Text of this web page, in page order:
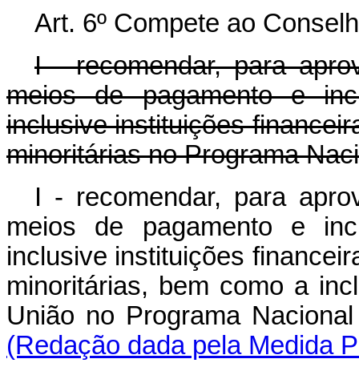
Art. 6º Compete ao
I - recomendar, para
meios de pagamento e
inclusive instituições
minoritárias no Programa
I - recomendar, para
meios de pagamento e
inclusive instituições
minoritárias, bem como a
União no Programa
(Redação dada pela Medida